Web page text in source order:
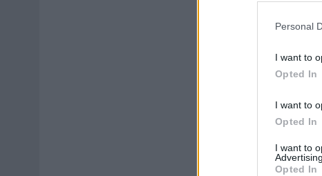
Personal
I want to
Opted In
I want to
Opted In
I want to
Advertising.
Opted In